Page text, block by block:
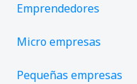
Emprendedores
Micro empresas
Pequeñas empresas